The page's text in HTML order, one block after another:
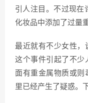
引人注目。不过现在
化妆品中添加了过量
最近就有不少女性，
这个事件引起了不少
面有重金属物质或则
里已经产生了疑惑。